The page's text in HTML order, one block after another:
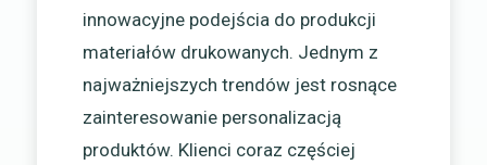
innowacyjne podejścia do produkcji
materiałów drukowanych. Jednym z
najważniejszych trendów jest rosnące
zainteresowanie personalizacją
produktów. Klienci coraz częściej